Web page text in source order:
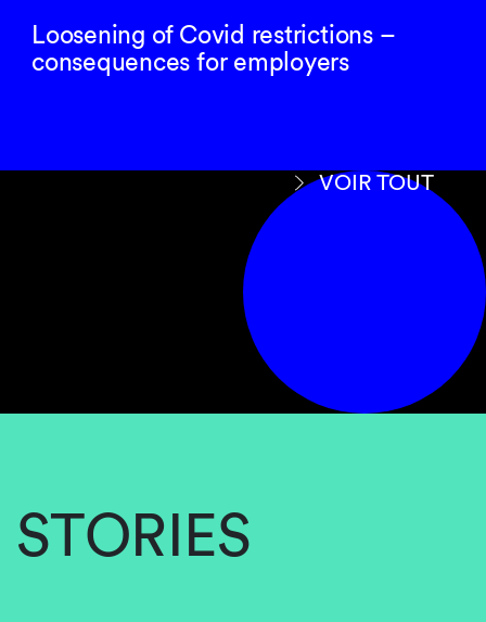
Loosening of Covid restrictions –
consequences for employers
VOIR TOUT
STORIES